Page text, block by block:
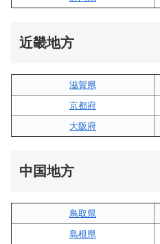
近畿地方
滋賀県
京都府
大阪府
中国地方
鳥取県
島根県